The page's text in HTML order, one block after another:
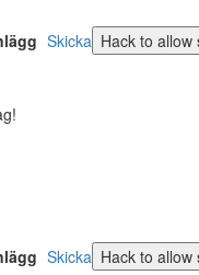
Skicka
Skicka